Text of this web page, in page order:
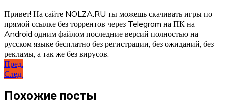
Привет! На сайте NOLZA.RU ты можешь скачивать игры по
прямой ссылке без торрентов через Telegram на ПК на
Android одним файлом последние версий полностью на
русском языке бесплатно без регистрации, без ожиданий, без
рекламы, а так же без вирусов.
Навигация
по
записям
Пред.
След.
Похожие посты